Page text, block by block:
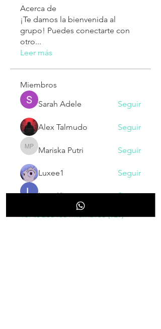
Acerca de
¡Te damos la bienvenida al
grupo! Puedes conectarte con
otro...
Leer más
Miembros
Sarah Adele
Seguir
Alex Talmudo Seguir
Mariska Putri
Mariska Putri Seguir
Luxee1 Seguir
Larry King
Seguir
Ver todos los miembros (129)